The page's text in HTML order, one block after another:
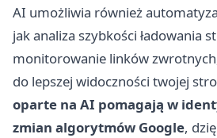
AI umożliwia również
jak analiza szybkości ładowania
monitorowanie linków
do lepszej widoczności twojej
oparte na AI pomagają w
zmian algorytmów Google,